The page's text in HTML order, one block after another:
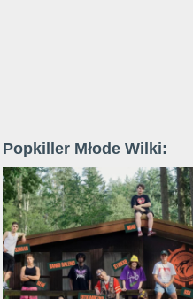
Popkiller Młode Wilki: